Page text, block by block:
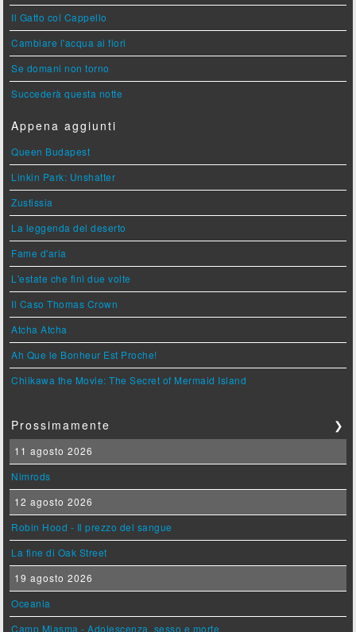
Il Gatto col Cappello
Cambiare l'acqua ai fiori
Se domani non torno
Succederà questa notte
Appena aggiunti
Queen Budapest
Linkin Park: Unshatter
Zustissia
La leggenda del deserto
Fame d'aria
L'estate che finì due volte
Il Caso Thomas Crown
Atcha Atcha
Ah Que le Bonheur Est Proche!
Chiikawa the Movie: The Secret of Mermaid Island
Prossimamente ❯
11 agosto 2026
Nimrods
12 agosto 2026
Robin Hood - Il prezzo del sangue
La fine di Oak Street
19 agosto 2026
Oceania
Camp Miasma - Adolescenza, sesso e morte